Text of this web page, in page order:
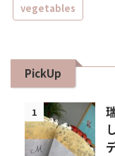
vegetables
PickUp
1